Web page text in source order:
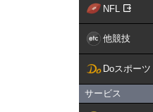
NFL
他競技
Doスポーツ
サービス